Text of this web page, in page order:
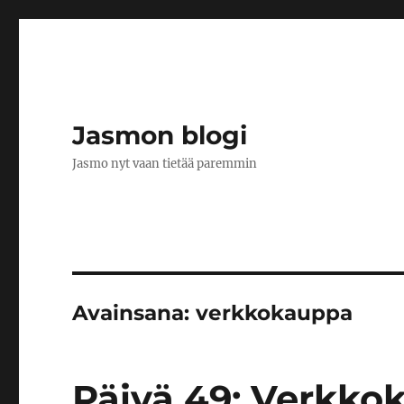
Jasmon blogi
Jasmo nyt vaan tietää paremmin
Avainsana:verkkokauppa